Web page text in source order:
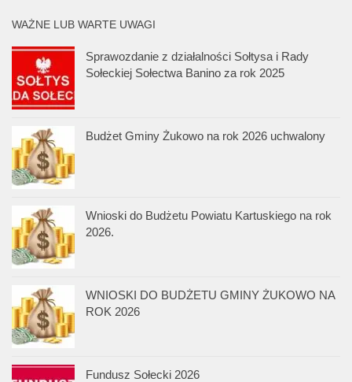
WAŻNE LUB WARTE UWAGI
Sprawozdanie z działalności Sołtysa i Rady
Sołeckiej Sołectwa Banino za rok 2025
Budżet Gminy Żukowo na rok 2026 uchwalony
Wnioski do Budżetu Powiatu Kartuskiego na rok
2026.
WNIOSKI DO BUDŻETU GMINY ŻUKOWO NA
ROK 2026
Fundusz Sołecki 2026